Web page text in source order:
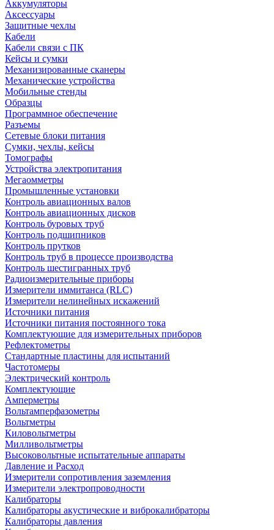
Аккумуляторы
Аксессуары
Защитные чехлы
Кабели
Кабели связи с ПК
Кейсы и сумки
Механизированные сканеры
Механические устройства
Мобильные стенды
Образцы
Программное обеспечение
Разъемы
Сетевые блоки питания
Сумки, чехлы, кейсы
Томографы
Устройства электропитания
Мегаомметры
Промышленные установки
Контроль авиационных валов
Контроль авиационных дисков
Контроль буровых труб
Контроль подшипников
Контроль прутков
Контроль труб в процессе производства
Контроль шестигранных труб
Радиоизмерительные приборы
Измерители иммитанса (RLC)
Измерители нелинейных искажений
Источники питания
Источники питания постоянного тока
Комплектующие для измерительных приборов
Рефлектометры
Стандартные пластины для испытаний
Частотомеры
Электрический контроль
Комплектующие
Амперметры
Вольтамперфазометры
Вольтметры
Киловольтметры
Милливольтметры
Высоковольтные испытательные аппараты
Давление и Расход
Измерители сопротивления заземления
Измерители электропроводности
Калибраторы
Калибраторы акустические и виброкалибраторы
Калибраторы давления